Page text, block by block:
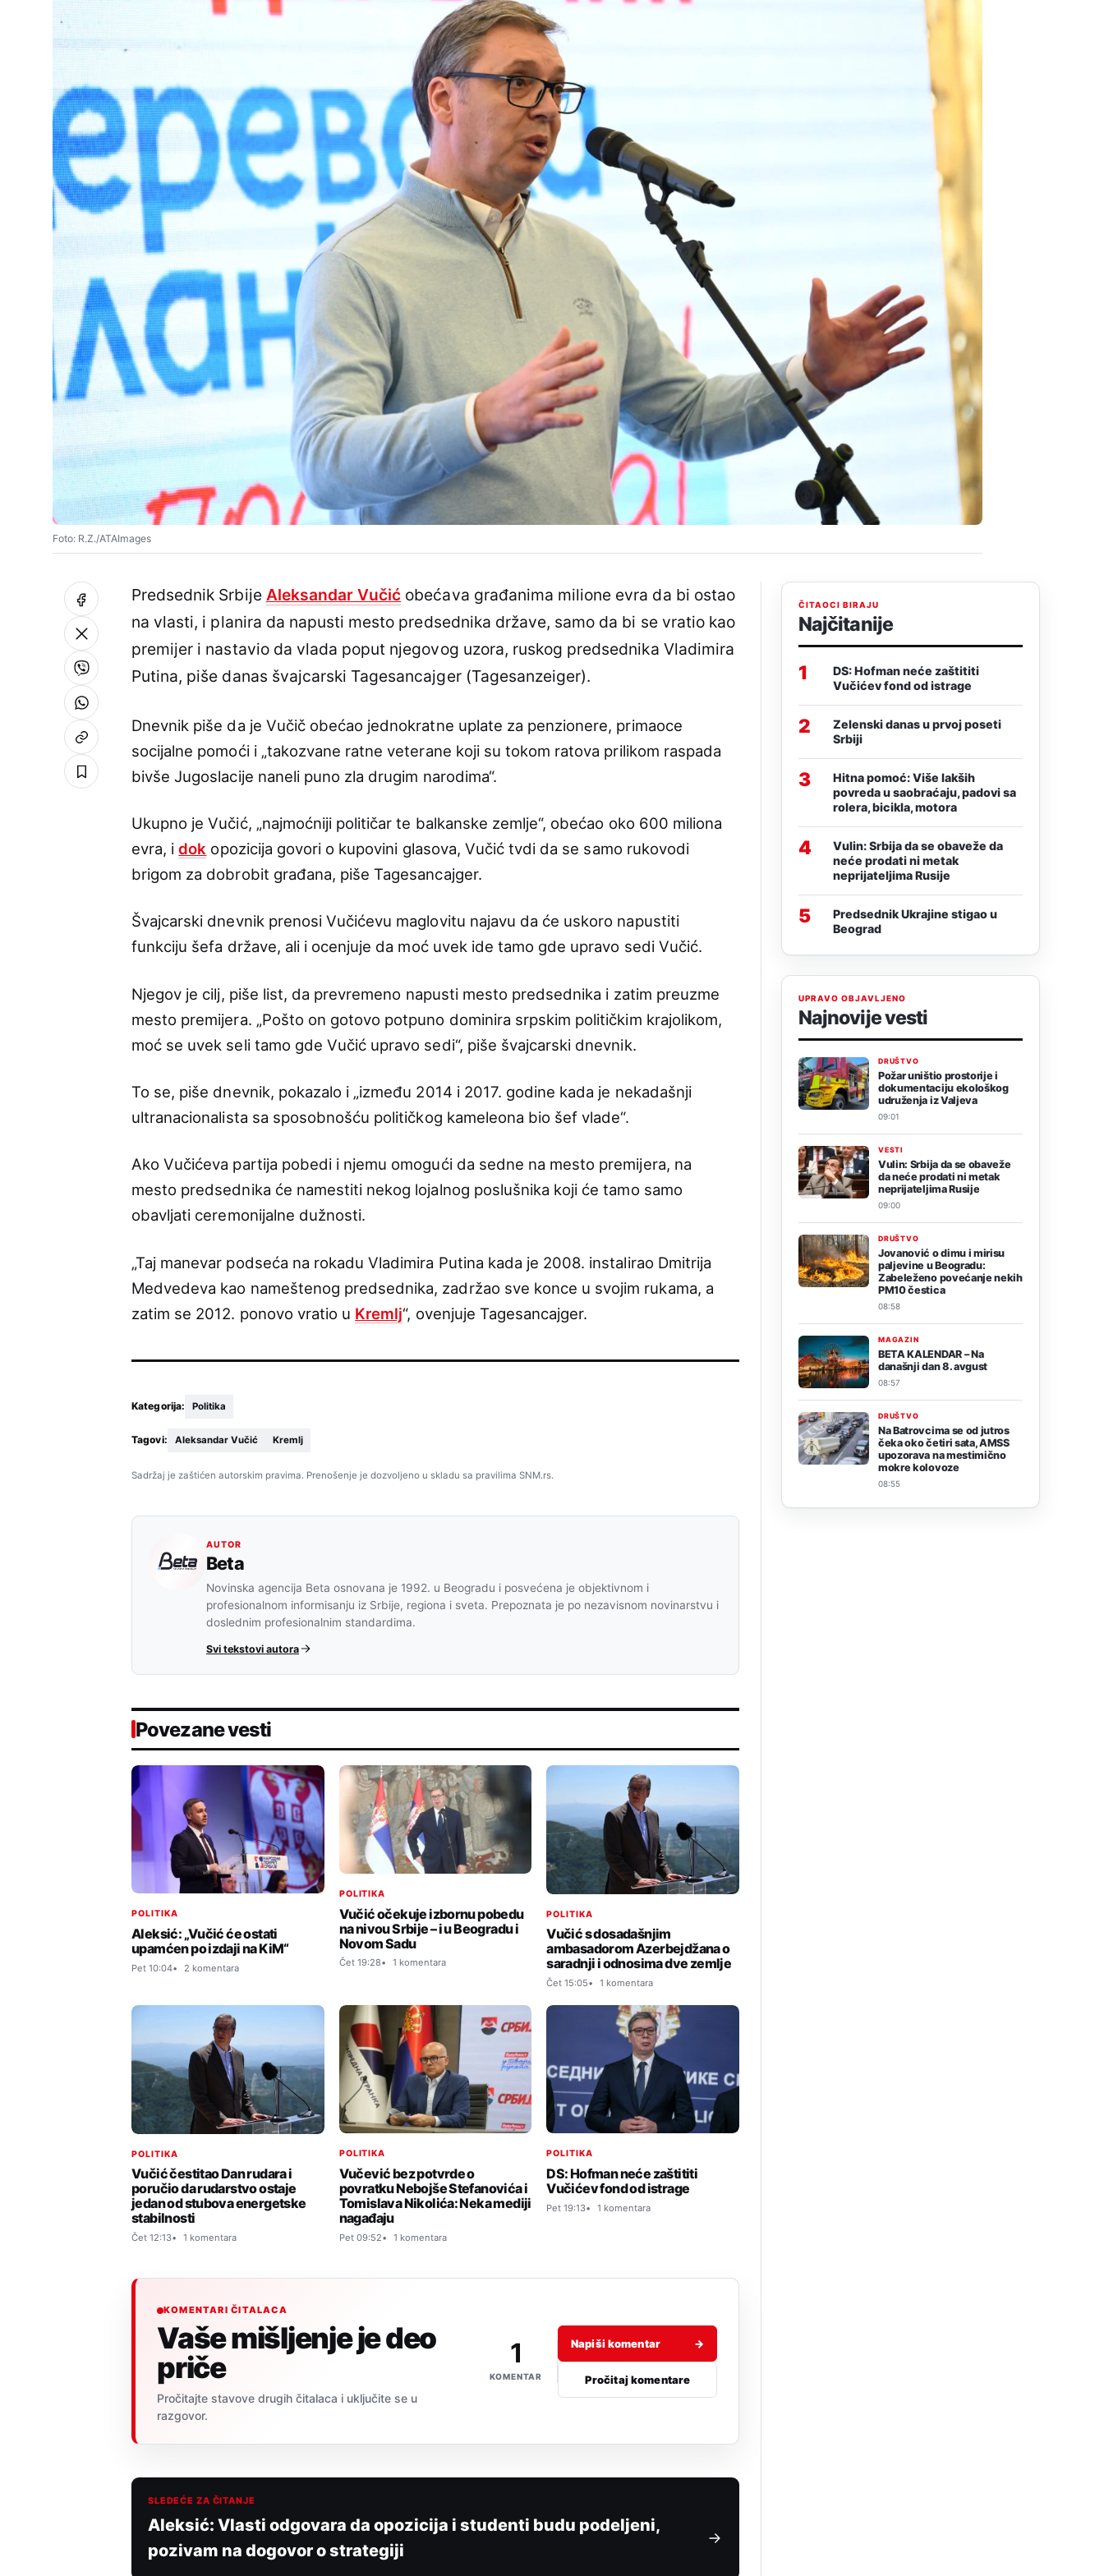
Foto: R.Z./ATAImages
Predsednik Srbije Aleksandar Vučić obećava građanima milione evra da bi ostao
na vlasti, i planira da napusti mesto predsednika države, samo da bi se vratio kao
premijer i nastavio da vlada poput njegovog uzora, ruskog predsednika Vladimira
Putina, piše danas švajcarski Tagesancajger (Tagesanzeiger).
Dnevnik piše da je Vučič obećao jednokratne uplate za penzionere, primaoce
socijalne pomoći i „takozvane ratne veterane koji su tokom ratova prilikom raspada
bivše Jugoslacije naneli puno zla drugim narodima“.
Ukupno je Vučić, „najmoćniji političar te balkanske zemlje“, obećao oko 600 miliona
evra, idok opozicija govori o kupovini glasova, Vučić tvdi da se samo rukovodi
brigom za dobrobit građana, piše Tagesancajger.
Švajcarski dnevnik prenosi Vučićevu maglovitu najavu da će uskoro napustiti
funkciju šefa države, ali i ocenjuje da moć uvek ide tamo gde upravo sedi Vučić.
Njegov je cilj, piše list, da prevremeno napusti mesto predsednika i zatim preuzme
mesto premijera. „Pošto on gotovo potpuno dominira srpskim političkim krajolikom,
moć se uvek seli tamo gde Vučić upravo sedi“, piše švajcarski dnevnik.
To se, piše dnevnik, pokazalo i „između 2014 i 2017. godine kada je nekadašnji
ultranacionalista sa sposobnošću političkog kameleona bio šef vlade“.
Ako Vučićeva partija pobedi i njemu omogući da sedne na mesto premijera, na
mesto predsednika će namestiti nekog lojalnog poslušnika koji će tamo samo
obavljati ceremonijalne dužnosti.
„Taj manevar podseća na rokadu Vladimira Putina kada je 2008. instalirao Dmitrija
Medvedeva kao nameštenog predsednika, zadržao sve konce u svojim rukama, a
zatim se 2012. ponovo vratio u Kremlj“, ovenjuje Tagesancajger.
Kategorija: Politika
Tagovi: Aleksandar Vučić Kremlj
Sadržaj je zaštićen autorskim pravima. Prenošenje je dozvoljeno u skladu sa pravilima SNM.rs.
AUTOR
Beta
Novinska agencija Beta osnovana je 1992. u Beogradu i posvećena je objektivnom i
profesionalnom informisanju iz Srbije, regiona i sveta. Prepoznata je po nezavisnom novinarstvu i
doslednim profesionalnim standardima.
Svi tekstovi autora
Povezane vesti
POLITIKA
Aleksić: „Vučić će ostati
upamćen po izdaji na KiM“
Pet 10:04 2 komentara
POLITIKA
Vučić očekuje izbornu pobedu
na nivou Srbije – i u Beogradu i
Novom Sadu
Čet 19:28 1 komentara
POLITIKA
Vučić s dosadašnjim
ambasadorom Azerbejdžana o
saradnji i odnosima dve zemlje
Čet 15:05 1 komentara
POLITIKA
Vučić čestitao Dan rudara i
poručio da rudarstvo ostaje
jedan od stubova energetske
stabilnosti
Čet 12:13 1 komentara
POLITIKA
Vučević bez potvrde o
povratku Nebojše Stefanovića i
Tomislava Nikolića: Neka mediji
nagađaju
Pet 09:52 1 komentara
POLITIKA
DS: Hofman neće zaštititi
Vučićev fond od istrage
Pet 19:13 1 komentara
KOMENTARI ČITALACA
Vaše mišljenje je deo
priče
Pročitajte stavove drugih čitalaca i uključite se u
razgovor.
1
KOMENTAR
Napiši komentar →
Pročitaj komentare
SLEDEĆE ZA ČITANJE
Aleksić: Vlasti odgovara da opozicija i studenti budu podeljeni,
pozivam na dogovor o strategiji
ČITAOCI BIRAJU
Najčitanije
1
DS: Hofman neće zaštititi
Vučićev fond od istrage
2
Zelenski danas u prvoj poseti
Srbiji
3
Hitna pomoć: Više lakših
povreda u saobraćaju, padovi sa
rolera, bicikla, motora
4
Vulin: Srbija da se obaveže da
neće prodati ni metak
neprijateljima Rusije
5
Predsednik Ukrajine stigao u
Beograd
UPRAVO OBJAVLJENO
Najnovije vesti
DRUŠTVO
Požar uništio prostorije i
dokumentaciju ekološkog
udruženja iz Valjeva
09:01
VESTI
Vulin: Srbija da se obaveže
da neće prodati ni metak
neprijateljima Rusije
09:00
DRUŠTVO
Jovanović o dimu i mirisu
paljevine u Beogradu:
Zabeleženo povećanje nekih
PM10 čestica
08:58
MAGAZIN
BETA KALENDAR – Na
današnji dan 8. avgust
08:57
DRUŠTVO
Na Batrovcima se od jutros
čeka oko četiri sata, AMSS
upozorava na mestimično
mokre kolovoze
08:55